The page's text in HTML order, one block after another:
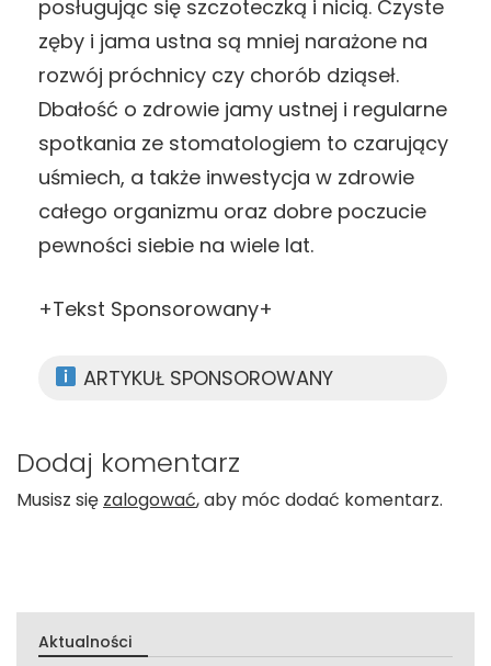
posługując się szczoteczką i nicią. Czyste
zęby i jama ustna są mniej narażone na
rozwój próchnicy czy chorób dziąseł.
Dbałość o zdrowie jamy ustnej i regularne
spotkania ze stomatologiem to czarujący
uśmiech, a także inwestycja w zdrowie
całego organizmu oraz dobre poczucie
pewności siebie na wiele lat.
+Tekst Sponsorowany+
ARTYKUŁ SPONSOROWANY
Dodaj komentarz
Musisz się zalogować, aby móc dodać komentarz.
Aktualności